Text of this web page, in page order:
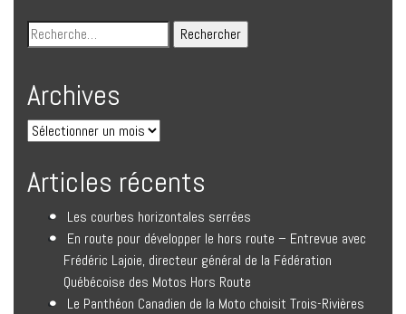
Archives
Articles récents
Les courbes horizontales serrées
En route pour développer le hors route – Entrevue avec
Frédéric Lajoie, directeur général de la Fédération
Québécoise des Motos Hors Route
Le Panthéon Canadien de la Moto choisit Trois-Rivières